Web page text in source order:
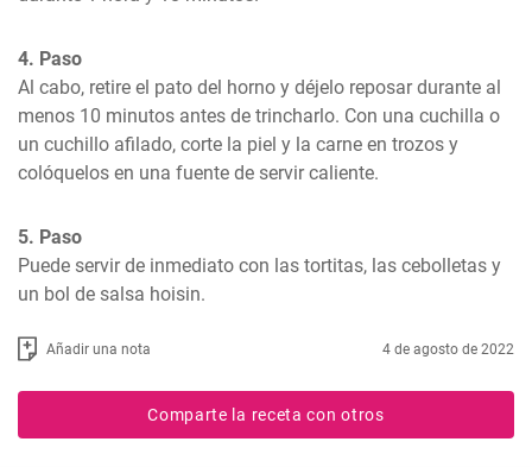
4. Paso
Al cabo, retire el pato del horno y déjelo reposar durante al
menos 10 minutos antes de trincharlo. Con una cuchilla o
un cuchillo afilado, corte la piel y la carne en trozos y
colóquelos en una fuente de servir caliente.
5. Paso
Puede servir de inmediato con las tortitas, las cebolletas y
un bol de salsa hoisin.
Añadir una nota 4 de agosto de 2022
Comparte la receta con otros